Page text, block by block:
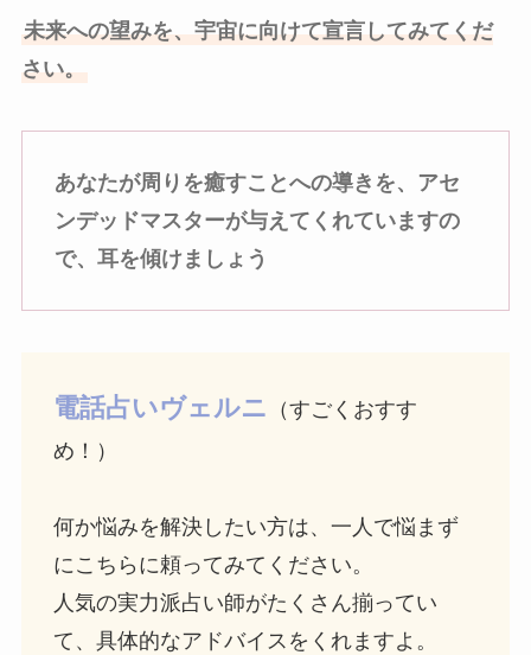
未来への望みを、宇宙に向けて宣言してみてくだ
さい。
あなたが周りを癒すことへの導きを、アセ
ンデッドマスターが与えてくれていますの
で、耳を傾けましょう
電話占いヴェルニ （すごくおすす
め！）
何か悩みを解決したい方は、一人で悩まず
にこちらに頼ってみてください。
人気の実力派占い師がたくさん揃ってい
て、具体的なアドバイスをくれますよ。